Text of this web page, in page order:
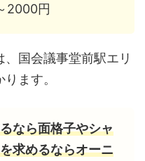
2000円
国会議事堂前駅エリ
ます。
なら面格子やシャ
求めるならオーニ